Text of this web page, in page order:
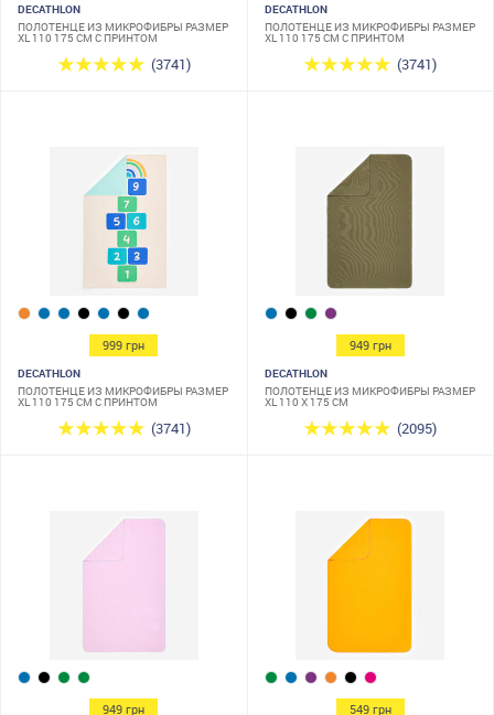
DECATHLON
ПОЛОТЕНЦЕ ИЗ МИКРОФИБРЫ РАЗМЕР
XL 110 175 СМ С ПРИНТОМ
(3741)
DECATHLON
ПОЛОТЕНЦЕ ИЗ МИКРОФИБРЫ РАЗМЕР
XL 110 175 СМ С ПРИНТОМ
(3741)
999 грн
DECATHLON
ПОЛОТЕНЦЕ ИЗ МИКРОФИБРЫ РАЗМЕР
XL 110 175 СМ С ПРИНТОМ
(3741)
949 грн
DECATHLON
ПОЛОТЕНЦЕ ИЗ МИКРОФИБРЫ РАЗМЕР
XL 110 X 175 СМ
(2095)
949 грн 549 грн